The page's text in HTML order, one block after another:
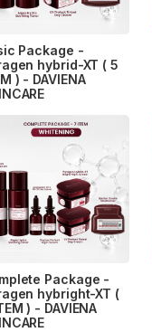
Package -
hybrid-XT ( 5
) - DAVIENA
Package -
hybright-XT (
) - DAVIENA